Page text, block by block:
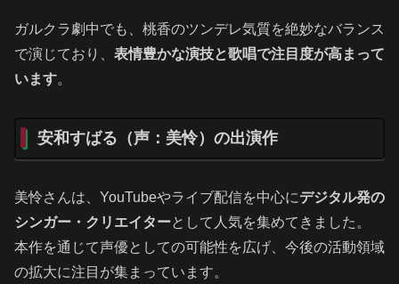
ガルクラ劇中でも、桃香のツンデレ気質を絶妙なバランス
で演じており、 表情豊かな演技と歌唱で注目度が高まって
います。
安和すばる（声：美怜）の出演作
美怜さんは、YouTubeやライブ配信を中心にデジタル発の
シンガー・クリエイターとして人気を集めてきました。
本作を通じて声優としての可能性を広げ、今後の活動領域
の拡大に注目が集まっています。